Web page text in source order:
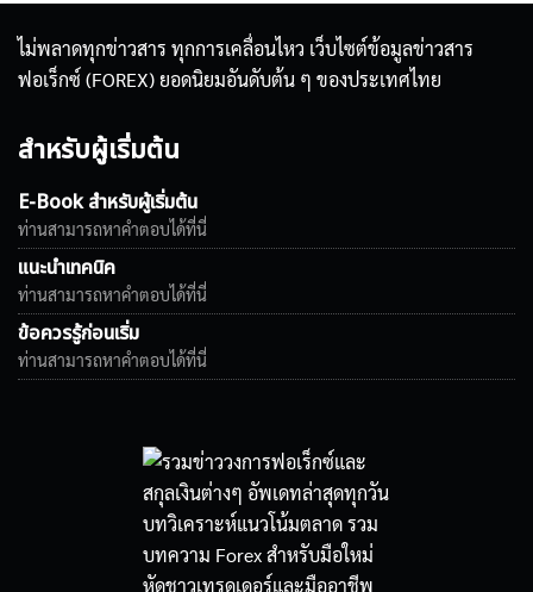
ไม่พลาดทุกข่าวสาร ทุกการเคลื่อนไหว เว็บไซต์ข้อมูลข่าวสาร
ฟอเร็กซ์ (FOREX) ยอดนิยมอันดับต้น ๆ ของประเทศไทย
สำหรับผู้เริ่มต้น
E-Book สำหรับผู้เริ่มต้น
ท่านสามารถหาคำตอบได้ที่นี่
แนะนำเทคนิค
ท่านสามารถหาคำตอบได้ที่นี่
ข้อควรรู้ก่อนเริ่ม
ท่านสามารถหาคำตอบได้ที่นี่